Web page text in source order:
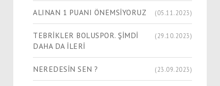
ALINAN 1 PUANI ÖNEMSİYORUZ (05.11.2023)
TEBRİKLER BOLUSPOR. ŞİMDİ
DAHA DA İLERİ
(29.10.2023)
NEREDESİN SEN ? (23.09.2023)